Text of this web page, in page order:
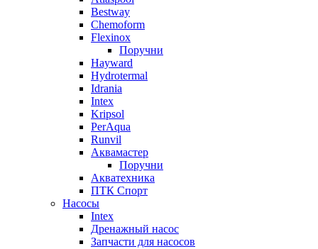
Bestway
Chemoform
Flexinox
Поручни
Hayward
Hydrotermal
Idrania
Intex
Kripsol
PerAqua
Runvil
Аквамастер
Поручни
Акватехника
ПТК Спорт
Насосы
Intex
Дренажный насос
Запчасти для насосов